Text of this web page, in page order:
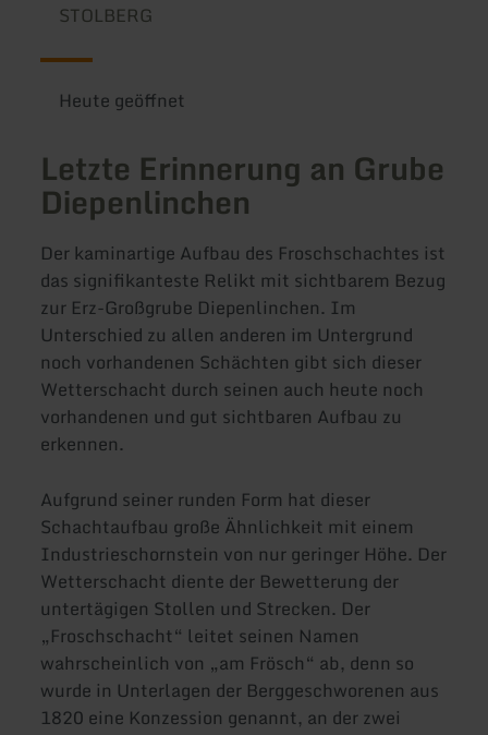
STOLBERG
Heute geöffnet
Letzte Erinnerung an Grube
Diepenlinchen
Der kaminartige Aufbau des Froschschachtes ist
das signifikanteste Relikt mit sichtbarem Bezug
zur Erz-Großgrube Diepenlinchen. Im
Unterschied zu allen anderen im Untergrund
noch vorhandenen Schächten gibt sich dieser
Wetterschacht durch seinen auch heute noch
vorhandenen und gut sichtbaren Aufbau zu
erkennen.
Aufgrund seiner runden Form hat dieser
Schachtaufbau große Ähnlichkeit mit einem
Industrieschornstein von nur geringer Höhe. Der
Wetterschacht diente der Bewetterung der
untertägigen Stollen und Strecken. Der
„Froschschacht“ leitet seinen Namen
wahrscheinlich von „am Frösch“ ab, denn so
wurde in Unterlagen der Berggeschworenen aus
1820 eine Konzession genannt, an der zwei